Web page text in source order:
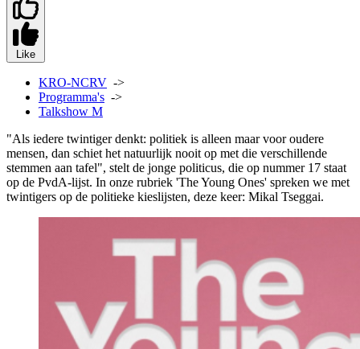
Like
KRO-NCRV ->
Programma's ->
Talkshow M
"Als iedere twintiger denkt: politiek is alleen maar voor oudere
mensen, dan schiet het natuurlijk nooit op met die verschillende
stemmen aan tafel", stelt de jonge politicus, die op nummer 17 staat
op de PvdA-lijst. In onze rubriek 'The Young Ones' spreken we met
twintigers op de politieke kieslijsten, deze keer: Mikal Tseggai.